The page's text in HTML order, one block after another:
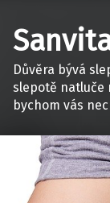
Důvěra bývá
slepotě natluče
bychom vás